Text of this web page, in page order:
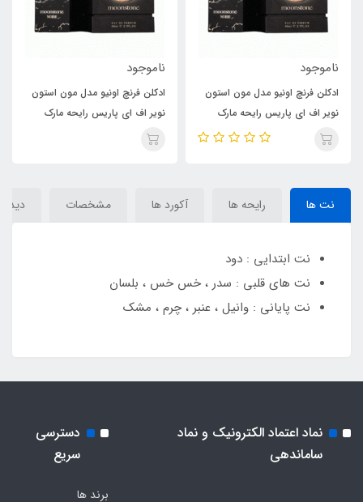
ناموجود
ادکلن فرنچ اونیو مدل مون استون
نویر اف ای پاریس رایحه مارک
آنتونی بارووا انکلید( moonstone
ناموجود
ادکلن فرنچ اونیو مدل مون استون
نویر اف ای پاریس رایحه مارک
نت ها رایحه ها آکورد ها مشخصات
نت ابتدایی : دود
نت های قلبی : سدر ، خس خس ، بلسان
نت پایانی : وانیل ، عنبر ، چرم ، مشک
نماد اعتماد الکترونیک و نماد
ساماندهی
دسترسی
سریع
برند ها